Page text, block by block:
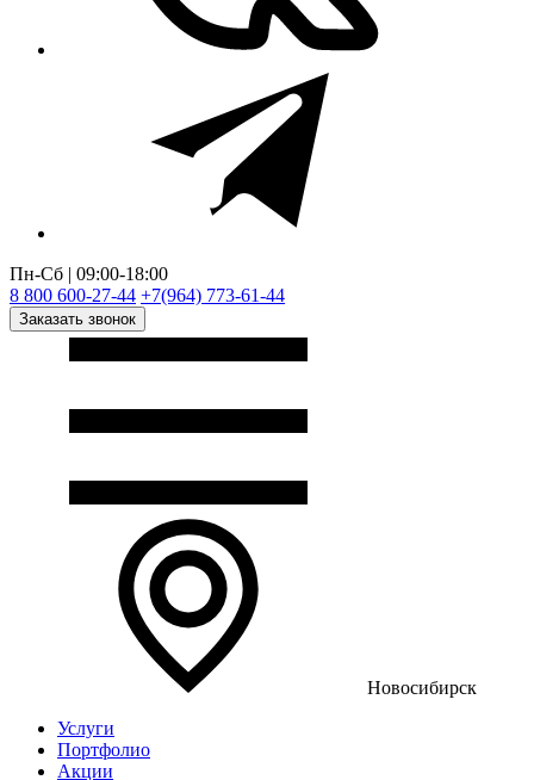
Пн-Сб | 09:00-18:00
8 800 600-27-44 +7(964) 773-61-44
Заказать звонок
Новосибирск
Услуги
Портфолио
Акции